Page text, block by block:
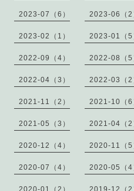
2023-07（6） 2023-06（2
2023-02（1） 2023-01（5
2022-09（4） 2022-08（5
2022-04（3） 2022-03（2
2021-11（2） 2021-10（6
2021-05（3） 2021-04（2
2020-12（4） 2020-11（5
2020-07（4） 2020-05（4